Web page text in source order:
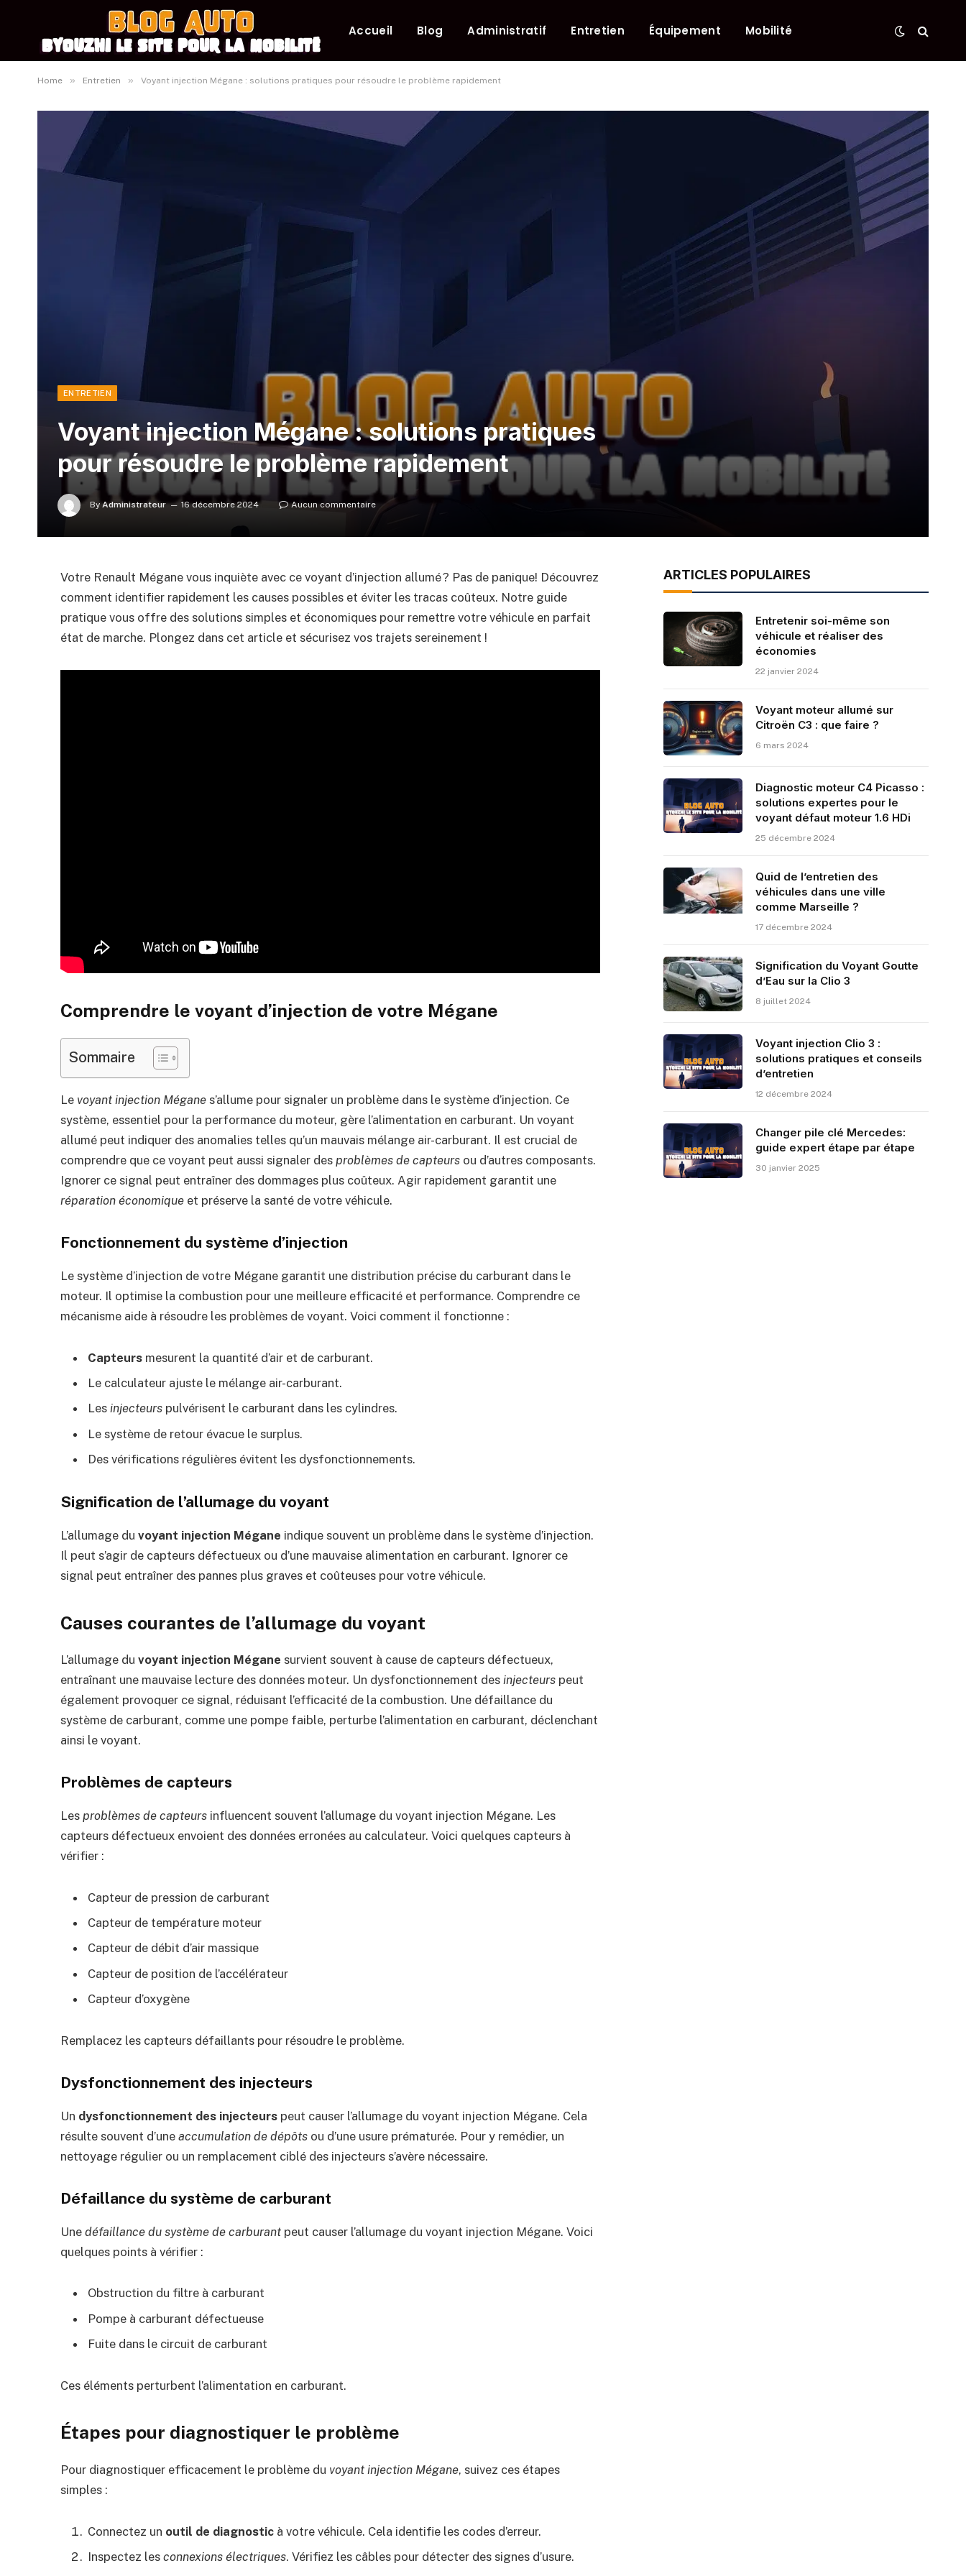
Accueil Blog Administratif Entretien Équipement Mobilité
Home » Entretien » Voyant injection Mégane : solutions pratiques pour résoudre le problème rapidement
ENTRETIEN
Voyant injection Mégane : solutions pratiques
pour résoudre le problème rapidement
By Administrateur 16 décembre 2024 Aucun commentaire
Votre Renault Mégane vous inquiète avec ce voyant d’injection allumé ? Pas de panique! Découvrez
comment identifier rapidement les causes possibles et éviter les tracas coûteux. Notre guide
pratique vous offre des solutions simples et économiques pour remettre votre véhicule en parfait
état de marche. Plongez dans cet article et sécurisez vos trajets sereinement !
Comprendre le voyant d’injection de votre Mégane
Sommaire
Le voyant injection Mégane s’allume pour signaler un problème dans le système d’injection. Ce
système, essentiel pour la performance du moteur, gère l’alimentation en carburant. Un voyant
allumé peut indiquer des anomalies telles qu’un mauvais mélange air-carburant. Il est crucial de
comprendre que ce voyant peut aussi signaler desproblèmes de capteurs ou d’autres composants.
Ignorer ce signal peut entraîner des dommages plus coûteux. Agir rapidement garantit une
réparation économique et préserve la santé de votre véhicule.
Fonctionnement du système d’injection
Le système d’injection de votre Mégane garantit une distribution précise du carburant dans le
moteur. Il optimise la combustion pour une meilleure efficacité et performance. Comprendre ce
mécanisme aide à résoudre les problèmes de voyant. Voici comment il fonctionne :
Capteurs mesurent la quantité d’air et de carburant.
Le calculateur ajuste le mélange air-carburant.
Lesinjecteurs pulvérisent le carburant dans les cylindres.
Le système de retour évacue le surplus.
Des vérifications régulières évitent les dysfonctionnements.
Signification de l’allumage du voyant
L’allumage duvoyant injection Mégane indique souvent un problème dans le système d’injection.
Il peut s’agir de capteurs défectueux ou d’une mauvaise alimentation en carburant. Ignorer ce
signal peut entraîner des pannes plus graves et coûteuses pour votre véhicule.
Causes courantes de l’allumage du voyant
L’allumage duvoyant injection Mégane survient souvent à cause de capteurs défectueux,
entraînant une mauvaise lecture des données moteur. Un dysfonctionnement desinjecteurs peut
également provoquer ce signal, réduisant l’efficacité de la combustion. Une défaillance du
système de carburant, comme une pompe faible, perturbe l’alimentation en carburant, déclenchant
ainsi le voyant.
Problèmes de capteurs
Les problèmes de capteurs influencent souvent l’allumage du voyant injection Mégane. Les
capteurs défectueux envoient des données erronées au calculateur. Voici quelques capteurs à
vérifier :
Capteur de pression de carburant
Capteur de température moteur
Capteur de débit d’air massique
Capteur de position de l’accélérateur
Capteur d’oxygène
Remplacez les capteurs défaillants pour résoudre le problème.
Dysfonctionnement des injecteurs
Un dysfonctionnement des injecteurs peut causer l’allumage du voyant injection Mégane. Cela
résulte souvent d’uneaccumulation de dépôts ou d’une usure prématurée. Pour y remédier, un
nettoyage régulier ou un remplacement ciblé des injecteurs s’avère nécessaire.
Défaillance du système de carburant
Unedéfaillance du système de carburant peut causer l’allumage du voyant injection Mégane. Voici
quelques points à vérifier :
Obstruction du filtre à carburant
Pompe à carburant défectueuse
Fuite dans le circuit de carburant
Ces éléments perturbent l’alimentation en carburant.
Étapes pour diagnostiquer le problème
Pour diagnostiquer efficacement le problème du voyant injection Mégane, suivez ces étapes
simples :
Connectez un outil de diagnostic à votre véhicule. Cela identifie les codes d’erreur.
Inspectez lesconnexions électriques. Vérifiez les câbles pour détecter des signes d’usure.
ARTICLES POPULAIRES
Entretenir soi-même son
véhicule et réaliser des
économies
22 janvier 2024
Voyant moteur allumé sur
Citroën C3 : que faire ?
6 mars 2024
Diagnostic moteur C4 Picasso :
solutions expertes pour le
voyant défaut moteur 1.6 HDi
25 décembre 2024
Quid de l’entretien des
véhicules dans une ville
comme Marseille ?
17 décembre 2024
Signification du Voyant Goutte
d’Eau sur la Clio 3
8 juillet 2024
Voyant injection Clio 3 :
solutions pratiques et conseils
d’entretien
12 décembre 2024
Changer pile clé Mercedes:
guide expert étape par étape
30 janvier 2025